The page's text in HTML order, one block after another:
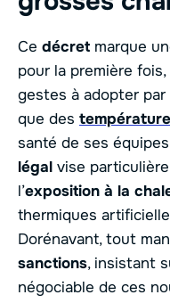
Ce décret marque
pour la première
gestes à adopter
que des
santé de ses
légal vise
l’exposition à la
thermiques
Dorénavant, tout
sanctions, insistant
négociable de ces